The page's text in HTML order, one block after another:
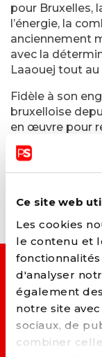
Ce site web
Les cookies
le contenu et
d'analyser
également
notre site
sociaux, de
combiner
pour Bruxelles,
l’énergie, la
anciennement
avec la
Laaouej tout au
Fidèle à son
bruxelloise
en œuvre pour
tout en
et multiculturel.
L'ÉNERGIE
UN LUXE